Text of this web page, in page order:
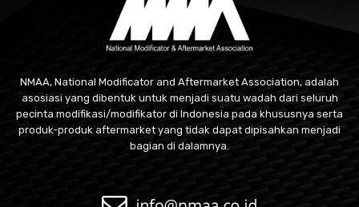
NMAA, National Modificator and Aftermarket Association, adalah
asosiasi yang dibentuk untuk menjadi suatu wadah dari seluruh
pecinta modifikasi/modifikator di Indonesia pada khususnya serta
produk-produk aftermarket yang tidak dapat dipisahkan menjadi
bagian di dalamnya.